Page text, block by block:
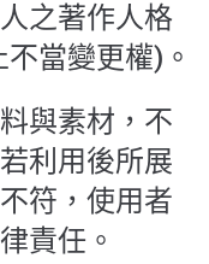
之著作人格
當變更權)。
與素材，不
利用後所展
符，使用者
責任。